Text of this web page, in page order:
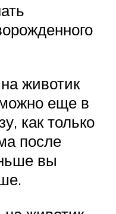
животик
еще в
как только
после
вы